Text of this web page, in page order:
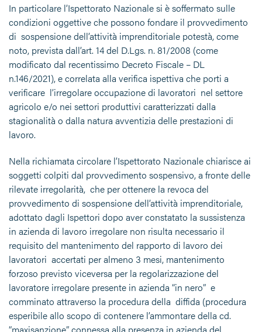
In particolare l’Ispettorato Nazionale si è soffermato sulle
condizioni oggettive che possono fondare il provvedimento
di sospensione dell’attività imprenditoriale potestà, come
noto, prevista dall’art. 14 del D.Lgs. n. 81/2008 (come
modificato dal recentissimo Decreto Fiscale – DL
n.146/2021), e correlata alla verifica ispettiva che porti a
verificare l’irregolare occupazione di lavoratori nel settore
agricolo e/o nei settori produttivi caratterizzati dalla
stagionalità o dalla natura avventizia delle prestazioni di
lavoro.
Nella richiamata circolare l’Ispettorato Nazionale chiarisce ai
soggetti colpiti dal provvedimento sospensivo, a fronte delle
rilevate irregolarità, che per ottenere la revoca del
provvedimento di sospensione dell’attività imprenditoriale,
adottato dagli Ispettori dopo aver constatato la sussistenza
in azienda di lavoro irregolare non risulta necessario il
requisito del mantenimento del rapporto di lavoro dei
lavoratori accertati per almeno 3 mesi, mantenimento
forzoso previsto viceversa per la regolarizzazione del
lavoratore irregolare presente in azienda “in nero” e
comminato attraverso la procedura della diffida (procedura
esperibile allo scopo di contenere l’ammontare della cd.
“maxisanzione” connessa alla presenza in azienda del